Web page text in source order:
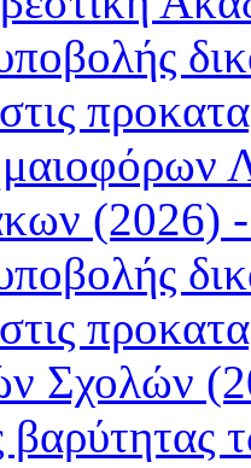
(2026)
Σχολών
βαρύτητας